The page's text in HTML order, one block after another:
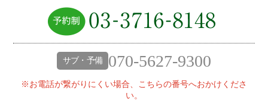
サブ・予備 070-5627-9300
※お電話が繋がりにくい場合、こちらの番号へおかけくださ
い。